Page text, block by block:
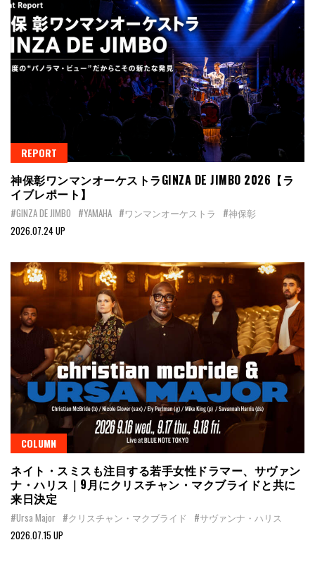
REPORT
神保彰ワンマンオーケストラGINZA DE JIMBO 2026【ラ
イブレポート】
#GINZA DE JIMBO #YAMAHA #ワンマンオーケストラ
#神保彰
2026.07.24 UP
COLUMN
ネイト・スミスも注目する若手女性ドラマー、サヴァン
ナ・ハリス｜9月にクリスチャン・マクブライドと共に
来日決定
#Ursa Major #クリスチャン・マクブライド
#サヴァンナ・ハリス
2026.07.15 UP